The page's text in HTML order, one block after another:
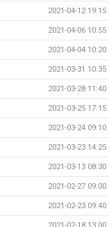
2021-04-12 19:15
2021-04-06 10:55
2021-04-04 10:20
2021-03-31 10:35
2021-03-28 11:40
2021-03-25 17:15
2021-03-24 09:10
2021-03-23 14:25
2021-03-13 08:30
2021-02-27 09:00
2021-02-23 09:40